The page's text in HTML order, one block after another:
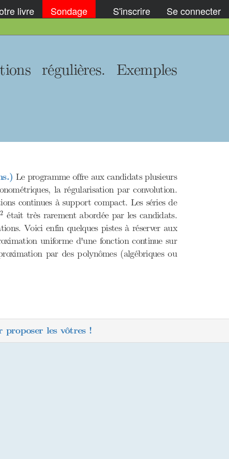
livre Sondage S'inscrire Se connecter
régulières. Exemples
Le programme offre aux candidats plusieurs
la régularisation par convolution.
continues à support compact. Les séries de
2
2 était très rarement abordée par les candidats.
Voici enfin quelques pistes à réserver aux
uniforme d'une fonction continue sur
par des polynômes (algébriques ou
proposer les vôtres !